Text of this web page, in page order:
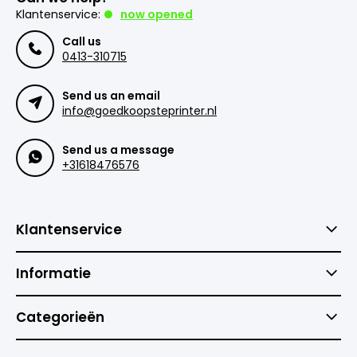
Klantenservice:
now opened
Call us
0413-310715
Send us an email
info@goedkoopsteprinter.nl
Send us a message
+31618476576
Klantenservice
Informatie
Categorieën